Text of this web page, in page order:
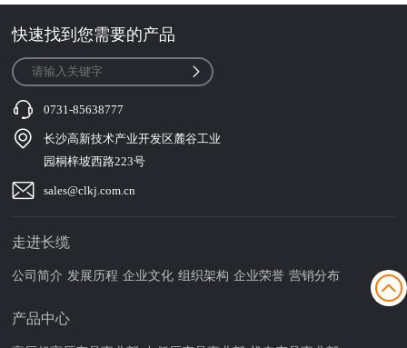
快速找到您需要的产品
0731-85638777
长沙高新技术产业开发区麓谷工业
园桐梓坡西路223号
sales@clkj.com.cn
走进长缆
公司简介 发展历程 企业文化 组织架构 企业荣誉 营销分布
产品中心